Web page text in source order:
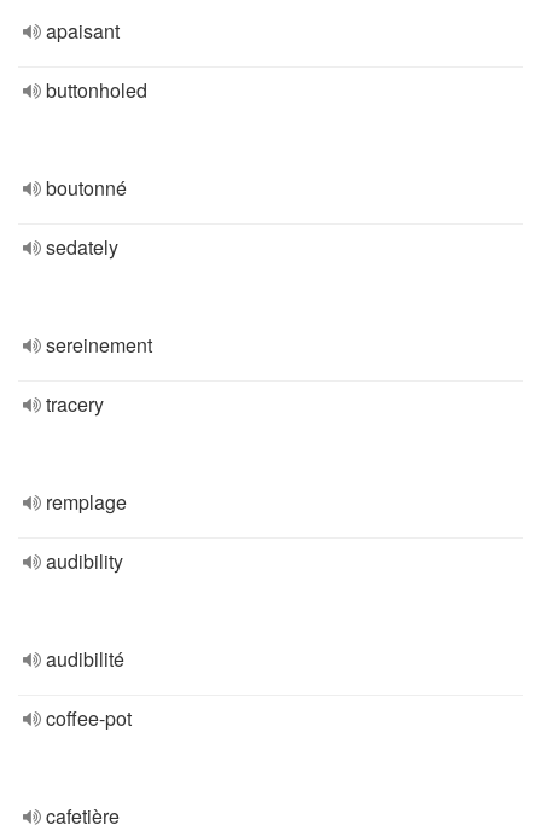
apaisant
buttonholed
boutonné
sedately
sereinement
tracery
remplage
audibility
audibilité
coffee-pot
cafetière